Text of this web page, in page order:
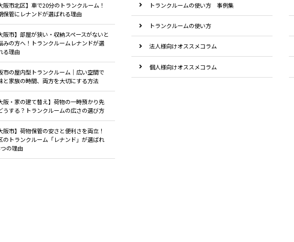
阪市北区】車で20分のトランクルーム！
保管にレナンドが選ばれる理由
阪市】部屋が狭い・収納スペースがないと
みの方へ！トランクルームレナンドが選
る理由
市の屋内型トランクルーム｜広い空間で
と家族の時間、両方を大切にする方法
阪・家の建て替え】荷物の一時預かり先
うする？トランクルームの広さの選び方
阪市】荷物保管の安さと便利さを両立！
のトランクルーム「レナンド」が選ばれ
の理由
トランクルームの使い方 事例集
トランクルームの使い方
法人様向けオススメコラム
個人様向けオススメコラム